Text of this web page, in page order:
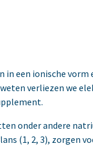
in een ionische vorm
verliezen we
onder andere
(1, 2, 3), zorgen